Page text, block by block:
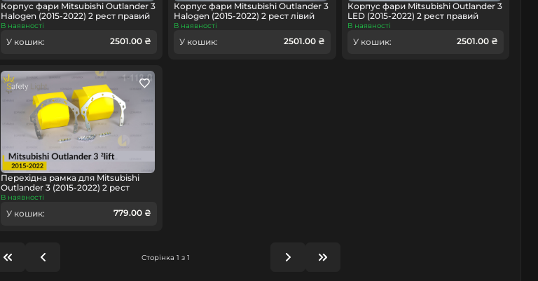
Корпус фари Mitsubishi Outlander 3
Halogen (2015-2022) 2 рест правий
В наявності
У кошик: 2501.00 ₴
Корпус фари Mitsubishi Outlander 3
Halogen (2015-2022) 2 рест лівий
В наявності
У кошик: 2501.00 ₴
Корпус фари Mitsubishi Outlander 3
LED (2015-2022) 2 рест правий
В наявності
У кошик: 2501.00 ₴
Перехідна рамка для Mitsubishi
Outlander 3 (2015-2022) 2 рест
В наявності
У кошик: 779.00 ₴
Сторінка 1 з 1